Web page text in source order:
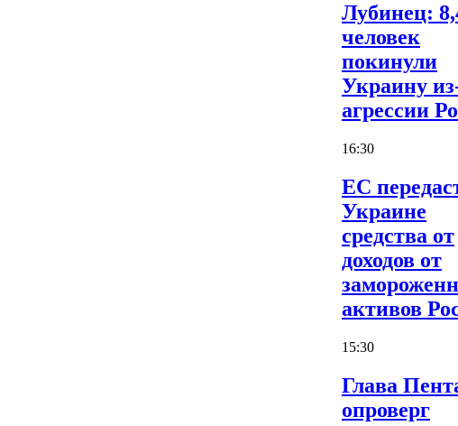
Лубинец:
человек
покинули
Украину
агрессии
16:30
ЕС
Украине
средства от
доходов от
активов
15:30
Глава
опроверг